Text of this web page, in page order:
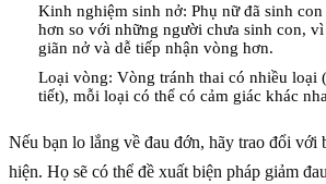
Kinh nghiệm sinh nở: Phụ nữ đã sinh
hơn so với những người chưa sinh con,
giãn nở và dễ tiếp nhận vòng hơn.
Loại vòng: Vòng tránh thai có nhiều loại
tiết), mỗi loại có thể có cảm giác khác
Nếu bạn lo lắng về đau đớn, hãy trao đổi với
hiện. Họ sẽ có thể đề xuất biện pháp giảm